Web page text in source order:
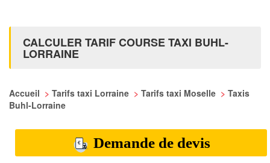
CALCULER TARIF COURSE TAXI BUHL-
LORRAINE
Accueil > Tarifs taxi Lorraine > Tarifs taxi Moselle > Taxis
Buhl-Lorraine
Demande de devis